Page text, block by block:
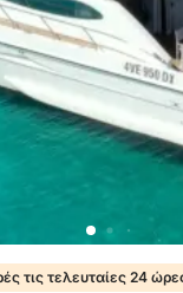
τις τελευταίες 24